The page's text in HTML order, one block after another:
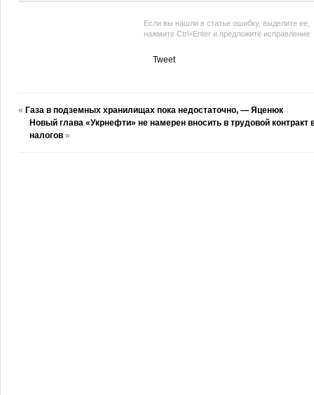
Если вы нашли в статье ошибку, выделите ее,
нажмите Ctrl+Enter и предложите исправление
Tweet
« Газа в подземных хранилищах пока недостаточно, — Яценюк
Новый глава «Укрнефти» не намерен вносить в трудовой
налогов »